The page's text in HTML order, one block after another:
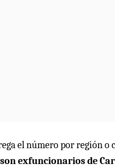
el número por región o
son exfuncionarios de